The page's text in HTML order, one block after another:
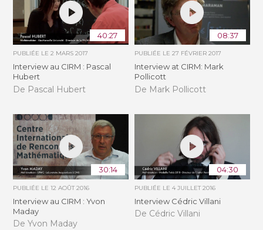
40:27
PUBLIÉE LE2 MARS 2017
Interview au CIRM : Pascal
Hubert
De Pascal Hubert
08:37
PUBLIÉE LE 27 FÉVRIER 2017
Interview at CIRM: Mark
Pollicott
De Mark Pollicott
30:14
PUBLIÉE LE12 AOÛT 2016
Interview au CIRM : Yvon
Maday
De Yvon Maday
04:30
PUBLIÉE LE 4 JUILLET 2016
Interview Cédric Villani
De Cédric Villani